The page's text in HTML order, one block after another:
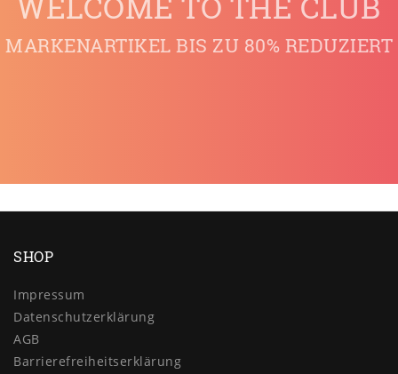
MARKENARTIKEL BIS ZU 80% REDUZIERT
SHOP
Impressum
Daten­schutz­erklärung
AGB
Barrierefreiheitserklärung